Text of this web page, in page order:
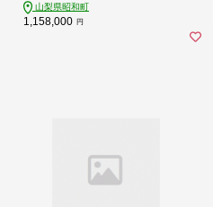
山梨県昭和町
1,158,000 円